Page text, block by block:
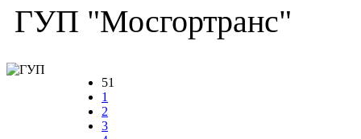
ГУП "Мосгортранс"
51
1
2
3